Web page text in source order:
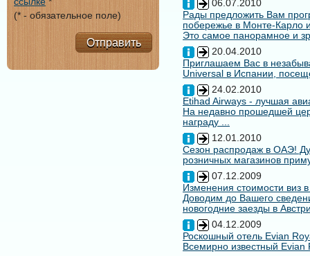
06.07.2010
Рады предложить Вам
побережье в Монте-Карло
Это самое панорамное и
20.04.2010
Приглашаем Вас в
Universal в Испании,
24.02.2010
Etihad Airways - лучшая
На недавно прошедшей
награду ...
12.01.2010
Сезон распродаж в ОАЭ!
розничных магазинов
07.12.2009
Изменения стоимости виз
Доводим до Вашего
новогодние заезды в
04.12.2009
Роскошный отель Evian
Всемирно известный
(* - обязательное поле)
Отправить